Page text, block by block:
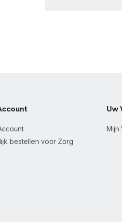
bestellen voor Zorg
Uw
Mijn